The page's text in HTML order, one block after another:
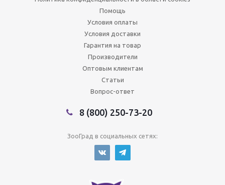
Помощь
Условия оплаты
Условия доставки
Гарантия на товар
Производители
Оптовым клиентам
Статьи
Вопрос-ответ
8 (800) 250-73-20
ЗооГрад в социальных сетях: